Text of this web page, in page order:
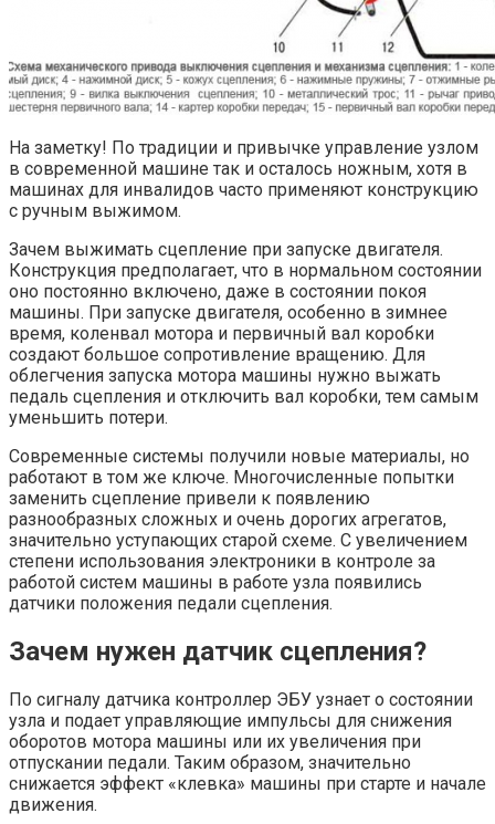
На заметку! По традиции и привычке управление узлом
в современной машине так и осталось ножным, хотя в
машинах для инвалидов часто применяют конструкцию
с ручным выжимом.
Зачем выжимать сцепление при запуске двигателя.
Конструкция предполагает, что в нормальном состоянии
оно постоянно включено, даже в состоянии покоя
машины. При запуске двигателя, особенно в зимнее
время, коленвал мотора и первичный вал коробки
создают большое сопротивление вращению. Для
облегчения запуска мотора машины нужно выжать
педаль сцепления и отключить вал коробки, тем самым
уменьшить потери.
Современные системы получили новые материалы, но
работают в том же ключе. Многочисленные попытки
заменить сцепление привели к появлению
разнообразных сложных и очень дорогих агрегатов,
значительно уступающих старой схеме. С увеличением
степени использования электроники в контроле за
работой систем машины в работе узла появились
датчики положения педали сцепления.
Зачем нужен датчик сцепления?
По сигналу датчика контроллер ЭБУ узнает о состоянии
узла и подает управляющие импульсы для снижения
оборотов мотора машины или их увеличения при
отпускании педали. Таким образом, значительно
снижается эффект «клевка» машины при старте и начале
движения.